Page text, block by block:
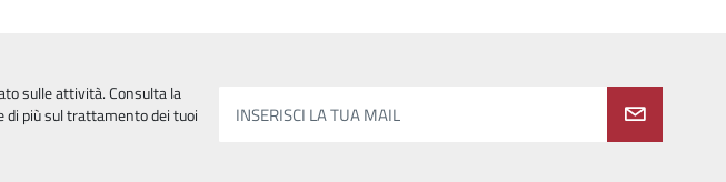
sulle attività. Consulta la
di più sul trattamento dei tuoi
INSERISCI LA TUA MAIL